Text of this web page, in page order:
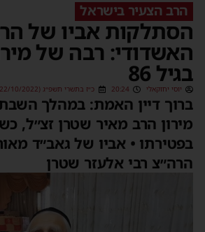
הרב הצעיר בישראל
הסתלקות אביו של
האשדודי: רבה של
בגיל 86
יוסי יחזקאלי 20:24 כ״ז בתשרי תשפ״ג (22/10/2022)
ברוך דיין האמת: במהלך
בפטירתו • אביו של גאב״ד
הרה״צ רבי אלעזר שטרן